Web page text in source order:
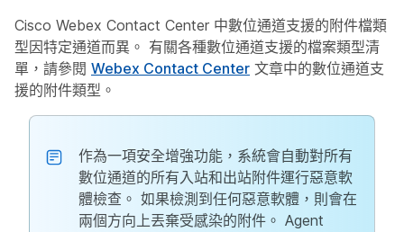
Cisco Webex Contact Center 中數位通道支援的附件檔類
型因特定通道而異。 有關各種數位通道支援的檔案類型清
單，請參閱 Webex Contact Center 文章中的數位通道支
援的附件類型。
作為一項安全增強功能，系統會自動對所有
數位通道的所有入站和出站附件運行惡意軟
體檢查。 如果檢測到任何惡意軟體，則會在
兩個方向上丟棄受感染的附件。 Agent